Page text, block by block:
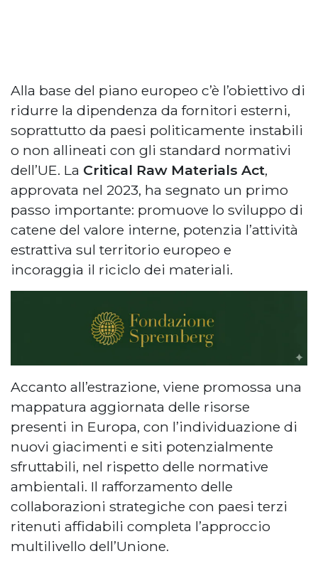
Alla base del piano europeo c’è l’obiettivo di
ridurre la dipendenza da fornitori esterni,
soprattutto da paesi politicamente instabili
o non allineati con gli standard normativi
dell’UE. La Critical Raw Materials Act,
approvata nel 2023, ha segnato un primo
passo importante: promuove lo sviluppo di
catene del valore interne, potenzia l’attività
estrattiva sul territorio europeo e
incoraggia il riciclo dei materiali.
Accanto all’estrazione, viene promossa una
mappatura aggiornata delle risorse
presenti in Europa, con l’individuazione di
nuovi giacimenti e siti potenzialmente
sfruttabili, nel rispetto delle normative
ambientali. Il rafforzamento delle
collaborazioni strategiche con paesi terzi
ritenuti affidabili completa l’approccio
multilivello dell’Unione.